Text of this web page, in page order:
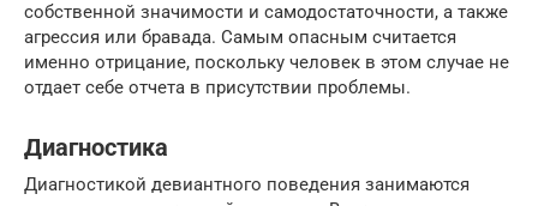
собственной значимости и самодостаточности, а также
агрессия или бравада. Самым опасным считается
именно отрицание, поскольку человек в этом случае не
отдает себе отчета в присутствии проблемы.
Диагностика
Диагностикой девиантного поведения занимаются